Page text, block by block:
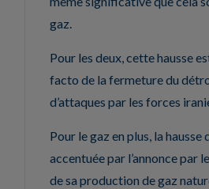
gaz.
Pour les deux, cette hausse
facto de la fermeture du
d’attaques par les forces
Pour le gaz en plus, la hausse
accentuée par l’annonce par
de sa production de gaz